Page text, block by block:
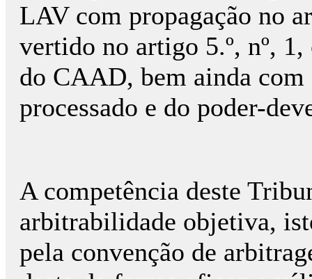
LAV com propagação no
vertido no artigo 5.º, nº,
do CAAD, bem ainda
processado e do poder-
A competência deste
arbitrabilidade objetiva,
pela convenção de